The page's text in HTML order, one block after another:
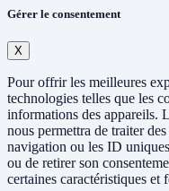
Gérer le consentement
X
Pour offrir les meilleures
technologies telles que les
informations des appareils.
nous permettra de traiter
navigation ou les ID
ou de retirer son
certaines caractéristiques et